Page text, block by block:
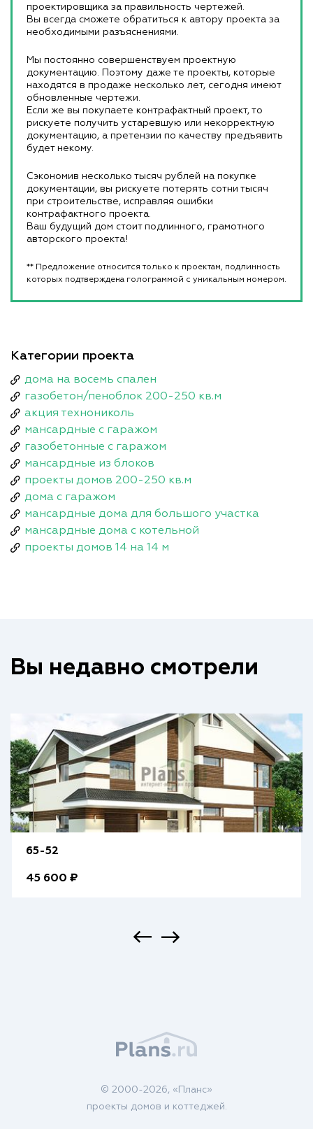
проектировщика за правильность чертежей.
Вы всегда сможете обратиться к автору проекта за
необходимыми разъяснениями.
Мы постоянно совершенствуем проектную
документацию. Поэтому даже те проекты, которые
находятся в продаже несколько лет, сегодня имеют
обновленные чертежи.
Если же вы покупаете контрафактный проект, то
рискуете получить устаревшую или некорректную
документацию, а претензии по качеству предъявить
будет некому.
Сэкономив несколько тысяч рублей на покупке
документации, вы рискуете потерять сотни тысяч
при строительстве, исправляя ошибки
контрафактного проекта.
Ваш будущий дом стоит подлинного, грамотного
авторского проекта!
** Предложение относится только к проектам, подлинность
которых подтверждена голограммой с уникальным номером.
Категории проекта
дома на восемь спален
газобетон/пеноблок 200-250 кв.м
акция технониколь
мансардные с гаражом
газобетонные с гаражом
мансардные из блоков
проекты домов 200-250 кв.м
дома с гаражом
мансардные дома для большого участка
мансардные дома с котельной
проекты домов 14 на 14 м
Вы недавно смотрели
65-52
45 600 ₽
© 2000-2026, «Планс»
проекты домов и коттеджей.